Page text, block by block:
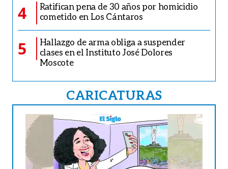
4
Ratifican pena de 30 años por homicidio
cometido en Los Cántaros
5
Hallazgo de arma obliga a suspender
clases en el Instituto José Dolores
Moscote
CARICATURAS